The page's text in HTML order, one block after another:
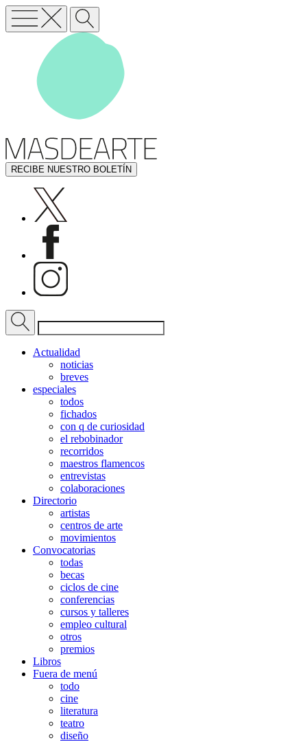
RECIBE NUESTRO BOLETÍN
Actualidad
noticias
breves
especiales
todos
fichados
con q de curiosidad
el rebobinador
recorridos
maestros flamencos
entrevistas
colaboraciones
Directorio
artistas
centros de arte
movimientos
Convocatorias
todas
becas
ciclos de cine
conferencias
cursos y talleres
empleo cultural
otros
premios
Libros
Fuera de menú
todo
cine
literatura
teatro
diseño